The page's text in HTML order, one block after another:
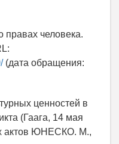
правах человека.
(дата обращения:
ценностей в
(Гаага, 14 мая
актов ЮНЕСКО. М.,